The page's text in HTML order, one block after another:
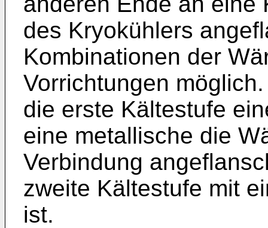
des Kryokühlers
Kombinationen der
Vorrichtungen
die erste Kältestufe
eine metallische die
Verbindung
zweite Kältestufe mit
ist.